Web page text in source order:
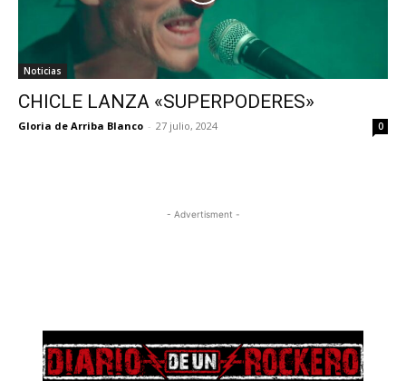
Noticias
CHICLE LANZA «SUPERPODERES»
Gloria de Arriba Blanco - 27 julio, 2024 0
- Advertisment -